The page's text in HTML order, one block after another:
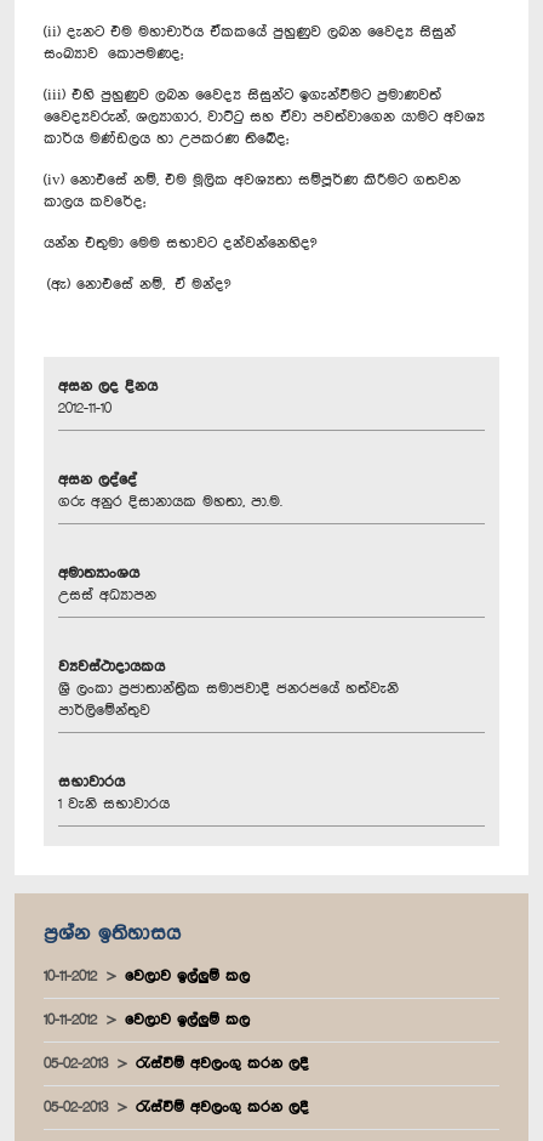
(ii) දැනට එම මහාචාර්ය ඒකකයේ පුහුණුව ලබන ‍වෛද්‍ය සිසුන්
සංඛ්‍යාව කොපමණද;
(iii) එහි පුහුණුව ලබන වෛද්‍ය සිසුන්ට ඉගැන්වීමට ප්‍රමාණවත්
වෛද්‍යවරුන්, ශල්‍යාගාර, වාට්ටු සහ ඒවා පවත්වාගෙන යාමට අවශ්‍ය
කාර්ය මණ්ඩලය හා උපකරණ තිබේද;
(iv) නොඑසේ නම්, එම මූලික අවශ්‍යතා සම්පූර්ණ කිරීමට ගතවන
කාලය කවරේද;
යන්න එතුමා මෙම සභාවට දන්වන්නෙහිද?
(ඇ) නොඑසේ නම්, ඒ මන්ද?
අසන ලද දිනය
2012-11-10
අසන ලද්දේ
ගරු අනුර දිසානායක මහතා, පා.ම.
අමාත්‍යාංශය
උසස් අධ්‍යාපන
ව්‍යවස්ථාදායකය
ශ්‍රී ලංකා ප්‍රජාතාන්ත්‍රික සමාජවාදී ජනරජයේ හත්වැනි
පාර්ලිමේන්තුව
සභාවාරය
1 වැනි සභාවාරය
ප්‍රශ්න ඉතිහාසය
10-11-2012 වෙලාව ඉල්ලුම් කල
10-11-2012 වෙලාව ඉල්ලුම් කල
05-02-2013 රැස්වීම් අවලංගු කරන ලදී
05-02-2013 රැස්වීම් අවලංගු කරන ලදී